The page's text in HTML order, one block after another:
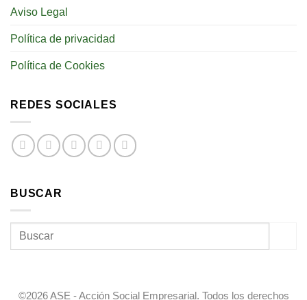
Aviso Legal
Política de privacidad
Política de Cookies
REDES SOCIALES
BUSCAR
©2026 ASE - Acción Social Empresarial. Todos los derechos